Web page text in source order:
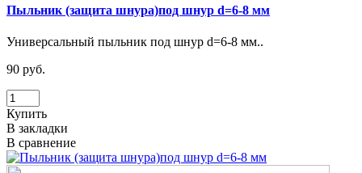
Пыльник (защита шнура)под шнур d=6-8 мм
Универсальный пыльник под шнур d=6-8 мм..
90 руб.
Купить
В закладки
В сравнение